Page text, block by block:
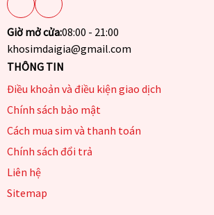
Giờ mở cửa:08:00 - 21:00
khosimdaigia@gmail.com
THÔNG TIN
Điều khoản và điều kiện giao dịch
Chính sách bảo mật
Cách mua sim và thanh toán
Chính sách đổi trả
Liên hệ
Sitemap